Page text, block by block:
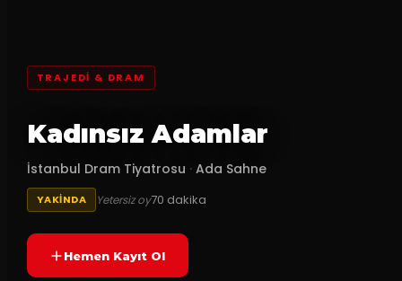
TRAJEDI & DRAM
Kadınsız Adamlar
İstanbul Dram Tiyatrosu · Ada Sahne
YAKINDA Yetersiz oy70 dakika
Hemen Kayıt Ol